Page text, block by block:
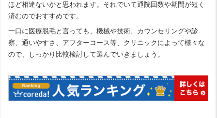
ほど相違ないかと思われます。それでいて通院回数や期間が短く
済むのでおすすめです。
一口に医療脱毛と言っても、機械や技術、カウンセリングや診
察、通いやすさ、アフターコース等、クリニックによって様々な
ので、しっかり比較検討して選んでいきましょう。